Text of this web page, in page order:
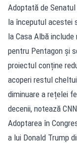
Adoptată de
la începutul acestei
la Casa Albă
pentru Pentagon și
proiectul conține
acoperi restul
diminuare a rețelei
decenii, notează
Adoptarea în
a lui Donald Trump